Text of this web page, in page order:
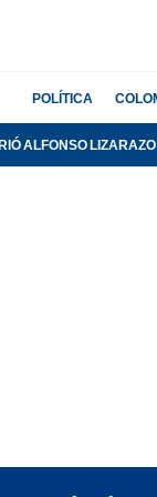
POLÍTICA
ALFONSO LIZARAZO